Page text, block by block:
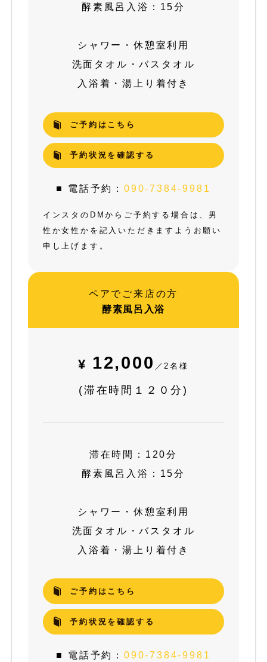
酵素風呂入浴：15分
シャワー・休憩室利用
洗面タオル・バスタオル
入浴着・湯上り着付き
ご予約はこちら
予約状況を確認する
■ 電話予約：090-7384-9981
インスタのDMからご予約する場合は、男
性か女性かを記入いただきますようお願い
申し上げます。
ペアでご来店の方
酵素風呂入浴
¥ 12,000 ／2名様
(滞在時間１２０分)
滞在時間：120分
酵素風呂入浴：15分
シャワー・休憩室利用
洗面タオル・バスタオル
入浴着・湯上り着付き
ご予約はこちら
予約状況を確認する
■ 電話予約：090-7384-9981